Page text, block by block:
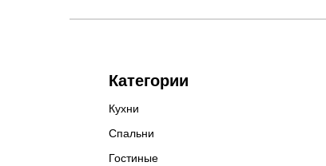
Категории
Кухни
Спальни
Гостиные